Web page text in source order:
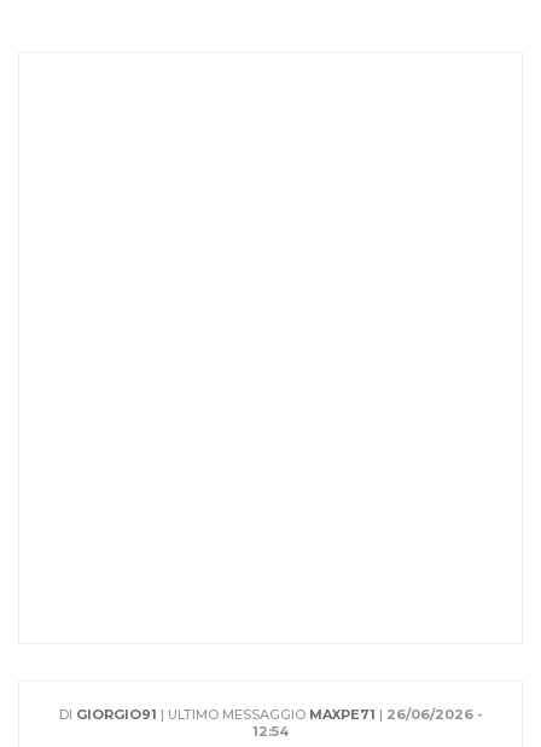
DI GIORGIO91 | ULTIMO MESSAGGIO MAXPE71 | 26/06/2026 -
12:54